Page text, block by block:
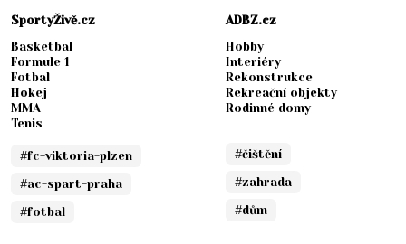
SportyŽivě.cz
Basketbal
Formule 1
Fotbal
Hokej
MMA
Tenis
#fc-viktoria-plzen
#ac-spart-praha
#fotbal
ADBZ.cz
Hobby
Interiéry
Rekonstrukce
Rekreační objekty
Rodinné domy
#čištění
#zahrada
#dům